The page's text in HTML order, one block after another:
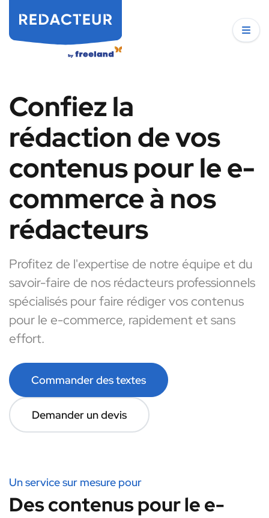
Confiez la
rédaction de vos
contenus pour le e-
commerce à nos
rédacteurs
Profitez de l'expertise de notre équipe et du
savoir-faire de nos rédacteurs professionnels
spécialisés pour faire rédiger vos contenus
pour le e-commerce, rapidement et sans
effort.
Commander des textes
Demander un devis
Un service sur mesure pour
Des contenus pour le e-